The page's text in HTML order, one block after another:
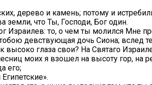
дерево и камень; потому и
земли, что Ты, Господи, Бог один.
Израилев: то, о чем ты молился Мне
девствующая дочь Сиона; вслед
высоко глаза свои? На Святаго
моих я взошел на высоту гор, на
его;